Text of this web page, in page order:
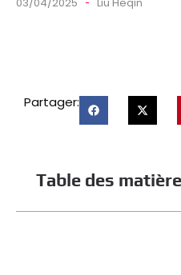
Partager:
Table des